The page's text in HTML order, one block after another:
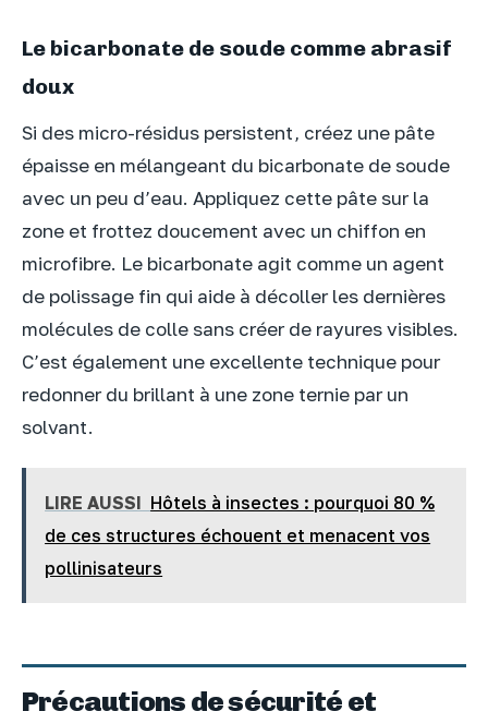
Le bicarbonate de soude comme abrasif
doux
Si des micro-résidus persistent, créez une pâte
épaisse en mélangeant du bicarbonate de soude
avec un peu d’eau. Appliquez cette pâte sur la
zone et frottez doucement avec un chiffon en
microfibre. Le bicarbonate agit comme un agent
de polissage fin qui aide à décoller les dernières
molécules de colle sans créer de rayures visibles.
C’est également une excellente technique pour
redonner du brillant à une zone ternie par un
solvant.
LIRE AUSSI Hôtels à insectes : pourquoi 80 %
de ces structures échouent et menacent vos
pollinisateurs
Précautions de sécurité et